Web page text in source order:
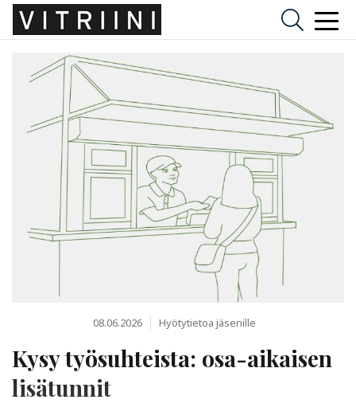
08.06.2026 Hyötytietoa jäsenille
Kysy työsuhteista: osa-aikaisen
lisätunnit